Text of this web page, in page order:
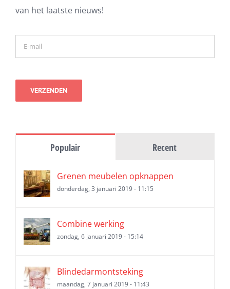
van het laatste nieuws!
Populair Recent
Grenen meubelen opknappen
donderdag, 3 januari 2019 - 11:15
Combine werking
zondag, 6 januari 2019 - 15:14
Blindedarmontsteking
maandag, 7 januari 2019 - 11:43